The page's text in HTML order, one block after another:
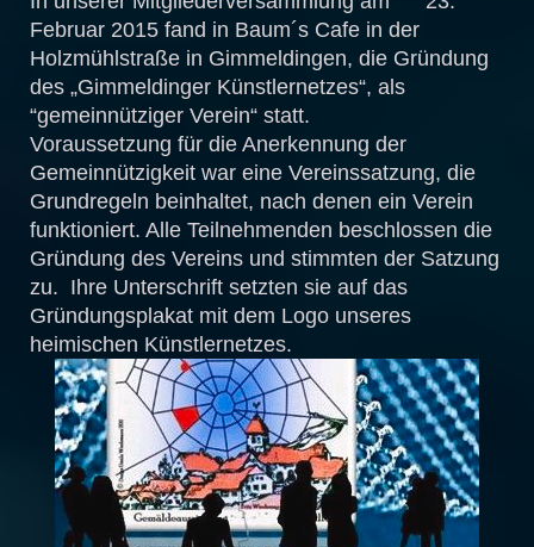
Februar 2015 fand in Baum´s Cafe in der
Holzmühlstraße in Gimmeldingen, die Gründung
des „Gimmeldinger Künstlernetzes“, als
“gemeinnütziger Verein“ statt.
Voraussetzung für die Anerkennung der
Gemeinnützigkeit war eine Vereinssatzung, die
Grundregeln beinhaltet, nach denen ein Verein
funktioniert. Alle Teilnehmenden beschlossen die
Gründung des Vereins und stimmten der Satzung
zu. Ihre Unterschrift setzten sie auf das
Gründungsplakat mit dem Logo unseres
heimischen Künstlernetzes.